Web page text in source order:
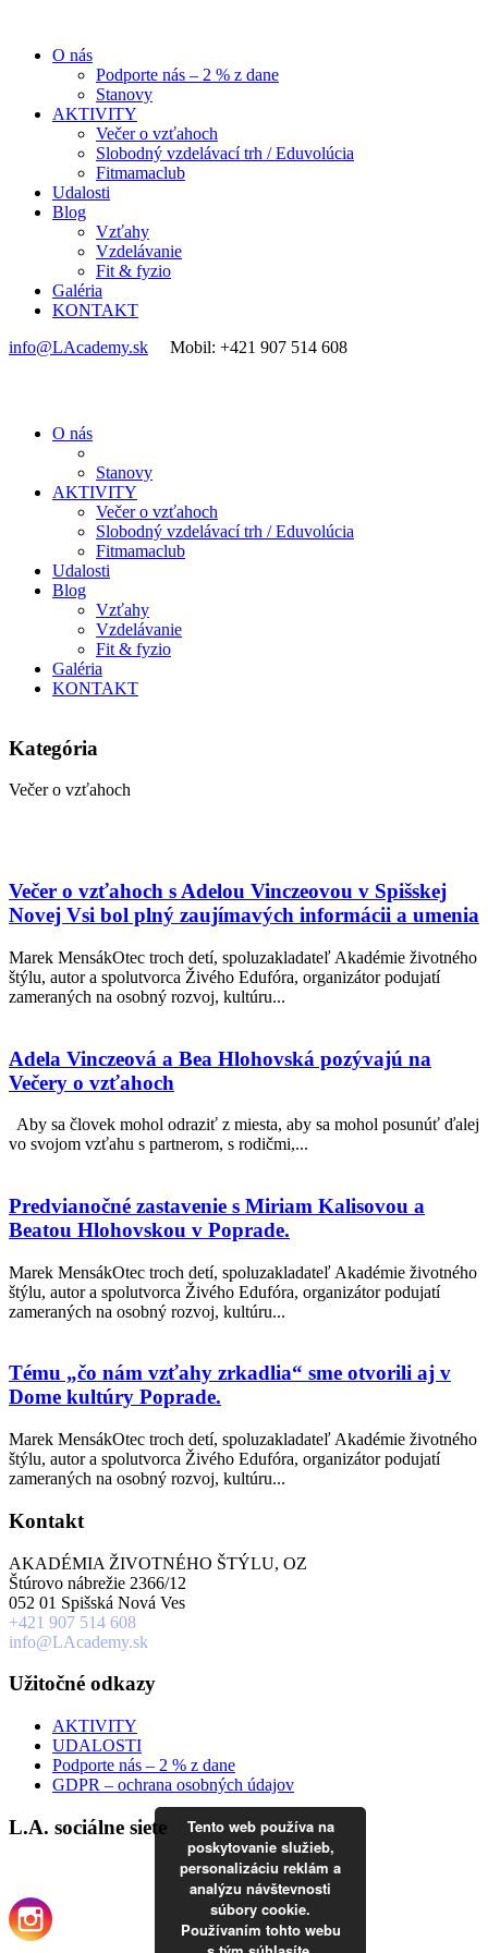
O nás
Podporte nás – 2 % z dane
Stanovy
AKTIVITY
Večer o vzťahoch
Slobodný vzdelávací trh / Eduvolúcia
Fitmamaclub
Udalosti
Blog
Vzťahy
Vzdelávanie
Fit & fyzio
Galéria
KONTAKT
info@LAcademy.sk Mobil: +421 907 514 608
O nás
Stanovy
AKTIVITY
Večer o vzťahoch
Slobodný vzdelávací trh / Eduvolúcia
Fitmamaclub
Udalosti
Blog
Vzťahy
Vzdelávanie
Fit & fyzio
Galéria
KONTAKT
Kategória
Večer o vzťahoch
Večer o vzťahoch s Adelou Vinczeovou v Spišskej
Novej Vsi bol plný zaujímavých informácii a umenia
Marek MensákOtec troch detí, spoluzakladateľ Akadémie životného
štýlu, autor a spolutvorca Živého Edufóra, organizátor podujatí
zameraných na osobný rozvoj, kultúru...
Adela Vinczeová a Bea Hlohovská pozývajú na
Večery o vzťahoch
Aby sa človek mohol odraziť z miesta, aby sa mohol posunúť ďalej
vo svojom vzťahu s partnerom, s rodičmi,...
Predvianočné zastavenie s Miriam Kalisovou a
Beatou Hlohovskou v Poprade.
Marek MensákOtec troch detí, spoluzakladateľ Akadémie životného
štýlu, autor a spolutvorca Živého Edufóra, organizátor podujatí
zameraných na osobný rozvoj, kultúru...
Tému „čo nám vzťahy zrkadlia“ sme otvorili aj v
Dome kultúry Poprade.
Marek MensákOtec troch detí, spoluzakladateľ Akadémie životného
štýlu, autor a spolutvorca Živého Edufóra, organizátor podujatí
zameraných na osobný rozvoj, kultúru...
Kontakt
AKADÉMIA ŽIVOTNÉHO ŠTÝLU, OZ
Štúrovo nábrežie 2366/12
052 01 Spišská Nová Ves
+421 907 514 608
info@LAcademy.sk
Užitočné odkazy
AKTIVITY
UDALOSTI
Podporte nás – 2 % z dane
GDPR – ochrana osobných údajov
L.A. sociálne siete
Tento web používa na
poskytovanie služieb,
personalizáciu reklám a
analýzu návštevnosti
súbory cookie.
Používaním tohto webu